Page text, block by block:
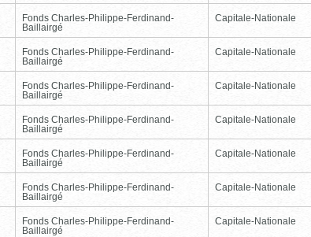
Fonds Charles-Philippe-Ferdinand-
Baillairgé
Capitale-Nationale
Fonds Charles-Philippe-Ferdinand-
Baillairgé
Capitale-Nationale
Fonds Charles-Philippe-Ferdinand-
Baillairgé
Capitale-Nationale
Fonds Charles-Philippe-Ferdinand-
Baillairgé
Capitale-Nationale
Fonds Charles-Philippe-Ferdinand-
Baillairgé
Capitale-Nationale
Fonds Charles-Philippe-Ferdinand-
Baillairgé
Capitale-Nationale
Fonds Charles-Philippe-Ferdinand-
Baillairgé
Capitale-Nationale